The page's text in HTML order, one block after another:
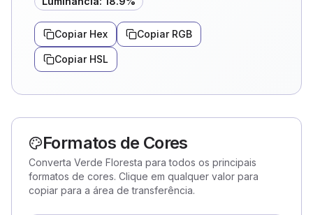
Copiar Hex Copiar RGB
Copiar HSL
Formatos de Cores
Converta Verde Floresta para todos os principais
formatos de cores. Clique em qualquer valor para
copiar para a área de transferência.